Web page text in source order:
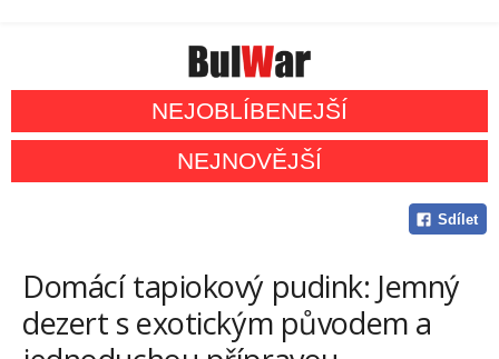
NEJOBLÍBENEJŠÍ
NEJNOVĚJŠÍ
Sdílet
Domácí tapiokový pudink: Jemný
dezert s exotickým původem a